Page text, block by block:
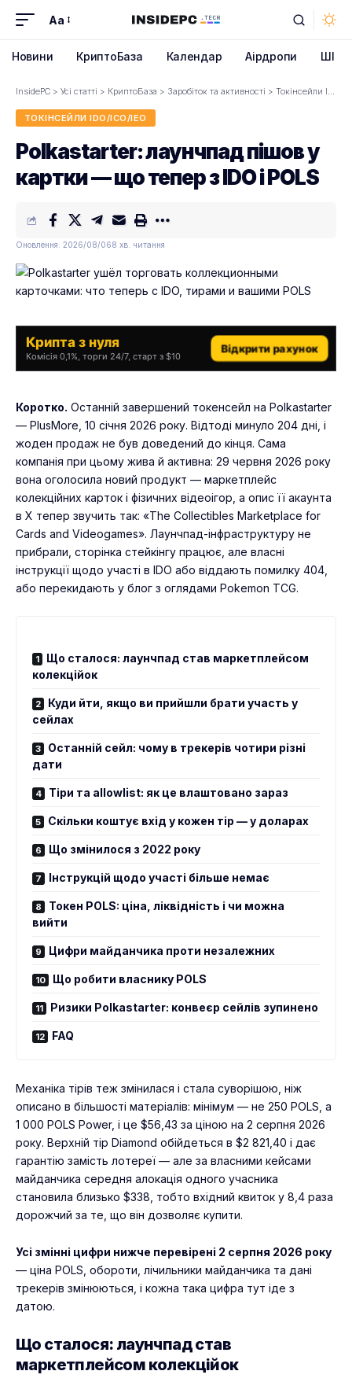
Font
Aa
Новини КриптоБаза Календар Аірдропи ШІ
InsidePC > Усі статті > КриптоБаза > Заробіток та активності > Токінсейли IDO/ICO/IEO
ТОКІНСЕЙЛИ IDO/ICO/IEO
Polkastarter: лаунчпад пішов у
картки — що тепер з IDO і POLS
Оновлення: 2026/08/068 хв. читання
Крипта з нуля
Комісія 0,1%, торги 24/7, старт з $10
Відкрити рахунок
Коротко. Останній завершений токенсейл на Polkastarter
— PlusMore, 10 січня 2026 року. Відтоді минуло 204 дні, і
жоден продаж не був доведений до кінця. Сама
компанія при цьому жива й активна: 29 червня 2026 року
вона оголосила новий продукт — маркетплейс
колекційних карток і фізичних відеоігор, а опис її акаунта
в X тепер звучить так: «The Collectibles Marketplace for
Cards and Videogames». Лаунчпад-інфраструктуру не
прибрали, сторінка стейкінгу працює, але власні
інструкції щодо участі в IDO або віддають помилку 404,
або перекидають у блог з оглядами Pokemon TCG.
Що сталося: лаунчпад став маркетплейсом
колекційок
Куди йти, якщо ви прийшли брати участь у
сейлах
Останній сейл: чому в трекерів чотири різні
дати
Тіри та allowlist: як це влаштовано зараз
Скільки коштує вхід у кожен тір — у доларах
Що змінилося з 2022 року
Інструкцій щодо участі більше немає
Токен POLS: ціна, ліквідність і чи можна
вийти
Цифри майданчика проти незалежних
Що робити власнику POLS
Ризики Polkastarter: конвеєр сейлів зупинено
FAQ
Механіка тірів теж змінилася і стала суворішою, ніж
описано в більшості матеріалів: мінімум — не 250 POLS, а
1 000 POLS Power, і це $56,43 за ціною на 2 серпня 2026
року. Верхній тір Diamond обійдеться в $2 821,40 і дає
гарантію замість лотереї — але за власними кейсами
майданчика середня алокація одного учасника
становила близько $338, тобто вхідний квиток у 8,4 раза
дорожчий за те, що він дозволяє купити.
Усі змінні цифри нижче перевірені 2 серпня 2026 року
— ціна POLS, обороти, лічильники майданчика та дані
трекерів змінюються, і кожна така цифра тут іде з
датою.
Що сталося: лаунчпад став
маркетплейсом колекційок